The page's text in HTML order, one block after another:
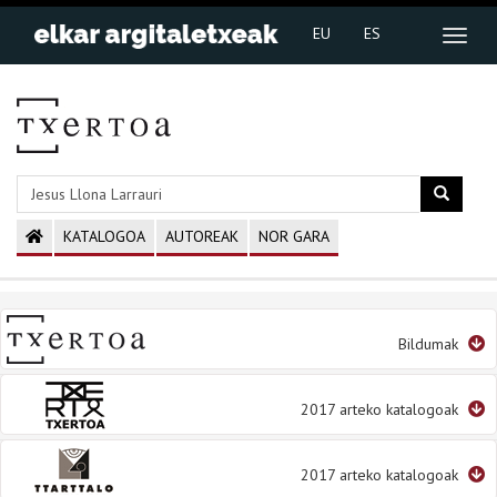
EU ES
KATALOGOA AUTOREAK NOR GARA
Bildumak
2017 arteko katalogoak
2017 arteko katalogoak